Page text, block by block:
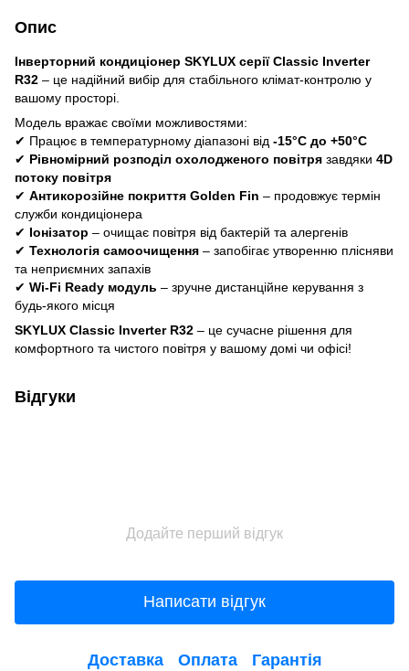
Опис
Інверторний кондиціонер SKYLUX серії Classic Inverter
R32 – це надійний вибір для стабільного клімат-контролю у
вашому просторі.
Модель вражає своїми можливостями:
✔ Працює в температурному діапазоні від -15°C до +50°C
✔ Рівномірний розподіл охолодженого повітря завдяки 4D
потоку повітря
✔ Антикорозійне покриття Golden Fin – продовжує термін
служби кондиціонера
✔ Іонізатор – очищає повітря від бактерій та алергенів
✔ Технологія самоочищення – запобігає утворенню плісняви
та неприємних запахів
✔ Wi-Fi Ready модуль – зручне дистанційне керування з
будь-якого місця
SKYLUX Classic Inverter R32 – це сучасне рішення для
комфортного та чистого повітря у вашому домі чи офісі!
Відгуки
Додайте перший відгук
Написати відгук
Доставка Оплата Гарантія